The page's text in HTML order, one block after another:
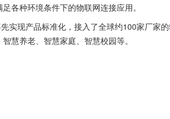
各种环境条件下的物联网连接应用。
实现产品标准化，接入了全球约100家厂家
慧养老、智慧家庭、智慧校园等。